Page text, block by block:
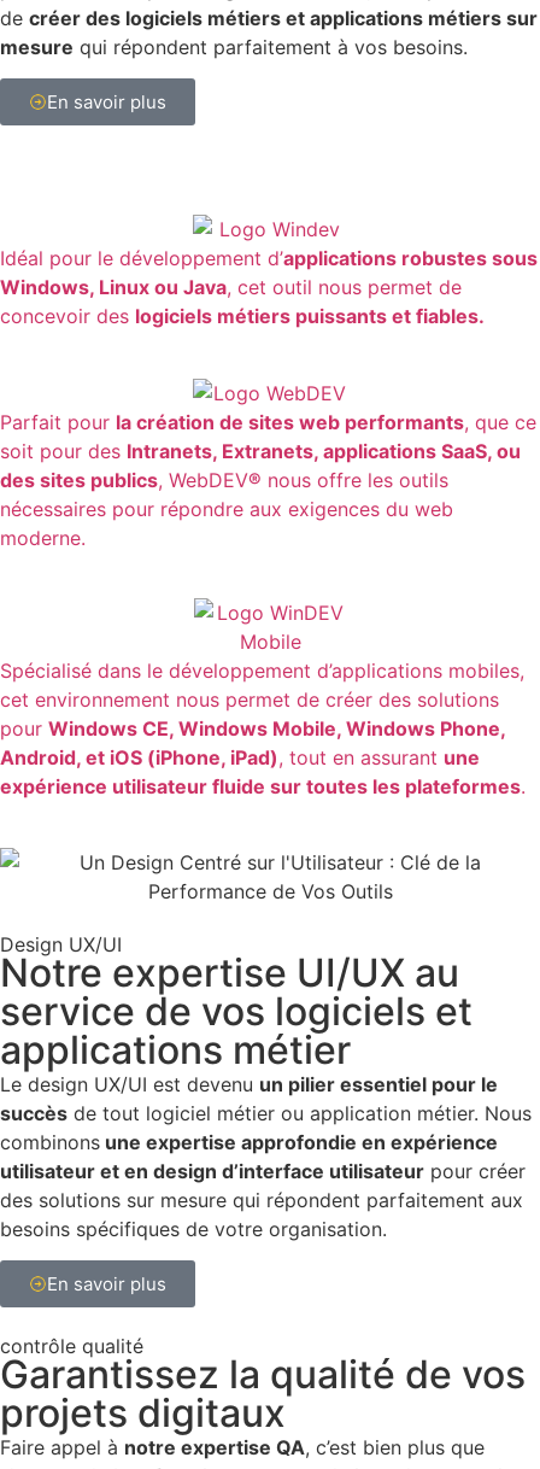
de créer des logiciels métiers et applications métiers sur
mesure qui répondent parfaitement à vos besoins.
En savoir plus
Idéal pour le développement d’applications robustes sous
Windows, Linux ou Java, cet outil nous permet de
concevoir des logiciels métiers puissants et fiables.
Parfait pour la création de sites web performants, que ce
soit pour des Intranets, Extranets, applications SaaS, ou
des sites publics, WebDEV® nous offre les outils
nécessaires pour répondre aux exigences du web
moderne.
Spécialisé dans le développement d’applications mobiles,
cet environnement nous permet de créer des solutions
pour Windows CE, Windows Mobile, Windows Phone,
Android, et iOS (iPhone, iPad), tout en assurant une
expérience utilisateur fluide sur toutes les plateformes.
Design UX/UI
Notre expertise UI/UX au
service de vos logiciels et
applications métier
Le design UX/UI est devenu un pilier essentiel pour le
succès de tout logiciel métier ou application métier. Nous
combinons une expertise approfondie en expérience
utilisateur et en design d’interface utilisateur pour créer
des solutions sur mesure qui répondent parfaitement aux
besoins spécifiques de votre organisation.
En savoir plus
contrôle qualité
Garantissez la qualité de vos
projets digitaux
Faire appel à notre expertise QA, c’est bien plus que